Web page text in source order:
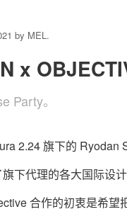
by MEL.
x
Party。
2.24 旗下的 Ryodan
下代理的各⼤国际设
合作的初衷是希